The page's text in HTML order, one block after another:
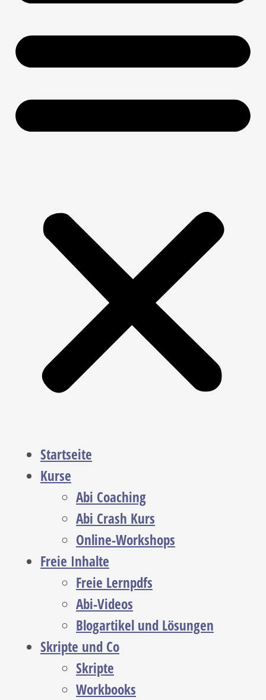
Startseite
Kurse
Abi Coaching
Abi Crash Kurs
Online-Workshops
Freie Inhalte
Freie Lernpdfs
Abi-Videos
Blogartikel und Lösungen
Skripte und Co
Skripte
Workbooks